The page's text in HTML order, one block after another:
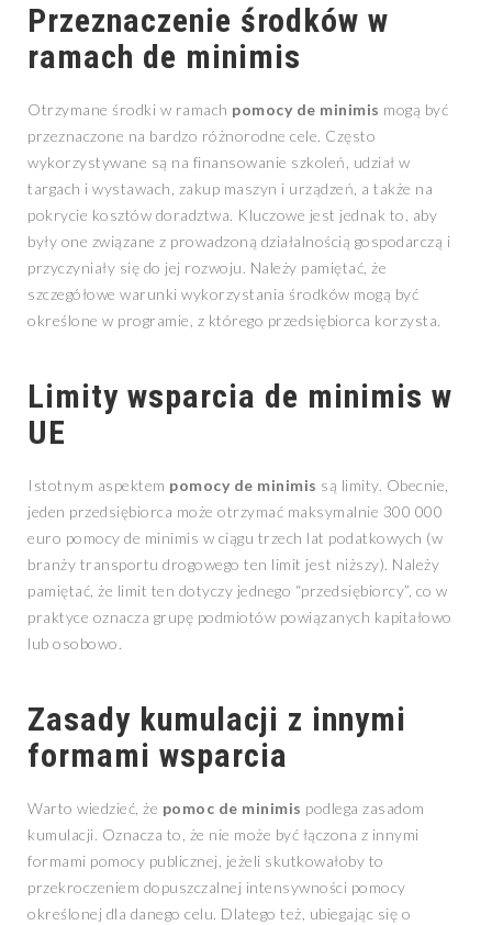
Przeznaczenie środków w
ramach de minimis
Otrzymane środki w ramach pomocy de minimis mogą być
przeznaczone na bardzo różnorodne cele. Często
wykorzystywane są na finansowanie szkoleń, udział w
targach i wystawach, zakup maszyn i urządzeń, a także na
pokrycie kosztów doradztwa. Kluczowe jest jednak to, aby
były one związane z prowadzoną działalnością gospodarczą i
przyczyniały się do jej rozwoju. Należy pamiętać, że
szczegółowe warunki wykorzystania środków mogą być
określone w programie, z którego przedsiębiorca korzysta.
Limity wsparcia de minimis w
UE
Istotnym aspektem pomocy de minimis są limity. Obecnie,
jeden przedsiębiorca może otrzymać maksymalnie 300 000
euro pomocy de minimis w ciągu trzech lat podatkowych (w
branży transportu drogowego ten limit jest niższy). Należy
pamiętać, że limit ten dotyczy jednego “przedsiębiorcy”, co w
praktyce oznacza grupę podmiotów powiązanych kapitałowo
lub osobowo.
Zasady kumulacji z innymi
formami wsparcia
Warto wiedzieć, że pomoc de minimis podlega zasadom
kumulacji. Oznacza to, że nie może być łączona z innymi
formami pomocy publicznej, jeżeli skutkowałoby to
przekroczeniem dopuszczalnej intensywności pomocy
określonej dla danego celu. Dlatego też, ubiegając się o